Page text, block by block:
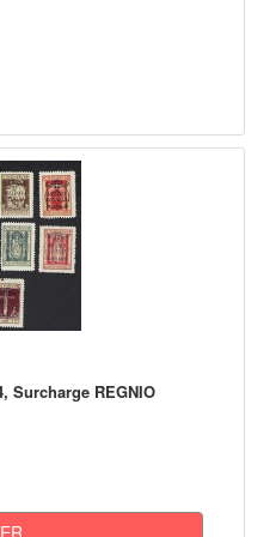
Surcharge REGNIO